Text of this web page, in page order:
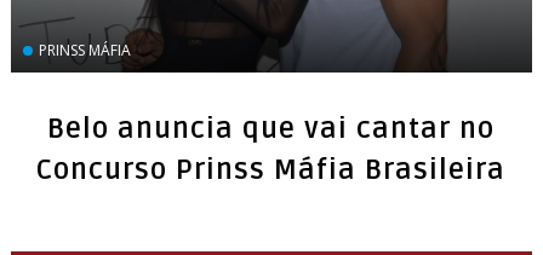
PRINSS MÁFIA
Belo anuncia que vai cantar no
Concurso Prinss Máfia Brasileira